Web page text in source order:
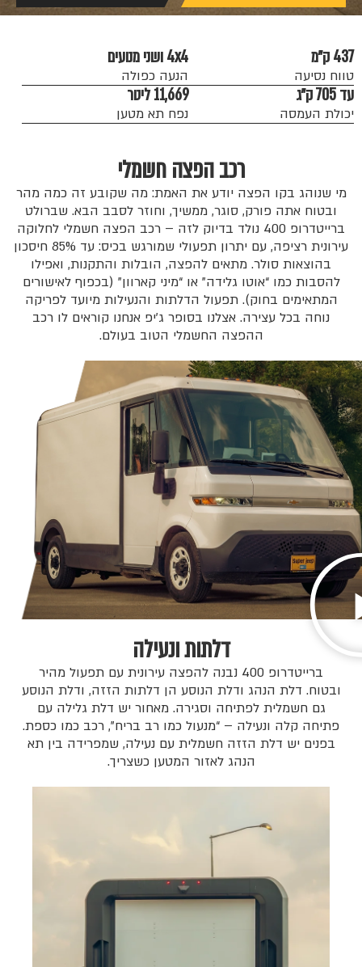
437 ק״מ
טווח נסיעה
4x4 ושני מנועים
הנעה כפולה
עד 705 ק״ג
יכולת העמסה
11,669 ליטר
נפח תא מטען
רכב הפצה חשמלי
מי שנוהג בקו הפצה יודע את האמת: מה שקובע זה כמה מהר
ובטוח אתה פורק, סוגר, ממשיך, וחוזר לסבב הבא. שברולט
ברייטדרופ 400 נולד בדיוק לזה – רכב הפצה חשמלי לחלוקה
עירונית רציפה, עם יתרון תפעולי שמורגש בכיס: עד 85% חיסכון
בהוצאות סולר. מתאים להפצה, הובלות והתקנות, ואפילו
להסבות כמו “אוטו גלידה” או “מיני קארוון” (בכפוף לאישורים
המתאימים בחוק). תפעול הדלתות והנעילות מיועד לפריקה
נוחה בכל עצירה. אצלנו בסופר ג׳יפ אנחנו קוראים לו רכב
ההפצה החשמלי הטוב בעולם.
דלתות ונעילה
ברייטדרופ 400 נבנה להפצה עירונית עם תפעול מהיר
ובטוח. דלת הנהג ודלת הנוסע הן דלתות הזזה, ודלת הנוסע
גם חשמלית לפתיחה וסגירה. מאחור יש דלת גלילה עם
פתיחה קלה ונעילה – “מנעול כמו רב בריח”, רכב כמו כספת.
בפנים יש דלת הזזה חשמלית עם נעילה, שמפרידה בין תא
הנהג לאזור המטען כשצריך.